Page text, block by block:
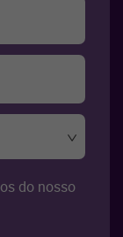
do nosso